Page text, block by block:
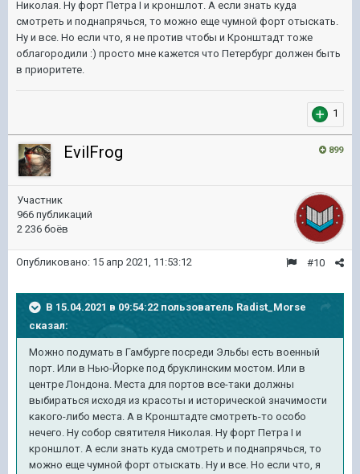
Николая. Ну форт Петра I и кроншлот. А если знать куда
смотреть и поднапрячься, то можно еще чумной форт отыскать.
Ну и все. Но если что, я не против чтобы и Кронштадт тоже
облагородили :) просто мне кажется что Петербург должен быть
в приоритете.
1
899
EvilFrog
Участник
966 публикаций
2 236 боёв
#10
Опубликовано: 15 апр 2021, 11:53:12
В 15.04.2021 в 09:54:22 пользователь Radist_Morse
сказал:
Можно подумать в Гамбурге посреди Эльбы есть военный
порт. Или в Нью-Йорке под бруклинским мостом. Или в
центре Лондона. Места для портов все-таки должны
выбираться исходя из красоты и исторической значимости
какого-либо места. А в Кронштадте смотреть-то особо
нечего. Ну собор святителя Николая. Ну форт Петра I и
кроншлот. А если знать куда смотреть и поднапрячься, то
можно еще чумной форт отыскать. Ну и все. Но если что, я